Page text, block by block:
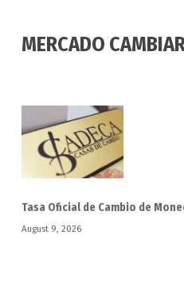
MERCADO
Tasa Oficial de Cambio de
August 9, 2026